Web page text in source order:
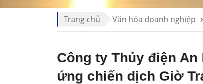
Trang chủ Văn hóa doanh nghiệp
Công ty Thủy điện
ứng chiến dịch Giờ